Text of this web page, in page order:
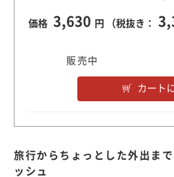
価格 3,630 円 （税抜き：
販売中
カート
旅行からちょっとした外出ま
ッシュ